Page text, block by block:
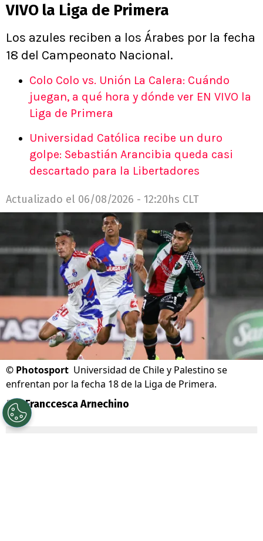
VIVO la Liga de Primera
Los azules reciben a los Árabes por la fecha
18 del Campeonato Nacional.
Colo Colo vs. Unión La Calera: Cuándo
juegan, a qué hora y dónde ver EN VIVO la
Liga de Primera
Universidad Católica recibe un duro
golpe: Sebastián Arancibia queda casi
descartado para la Libertadores
Actualizado el 06/08/2026 - 12:20hs CLT
© Photosport Universidad de Chile y Palestino se
enfrentan por la fecha 18 de la Liga de Primera.
Por Franccesca Arnechino